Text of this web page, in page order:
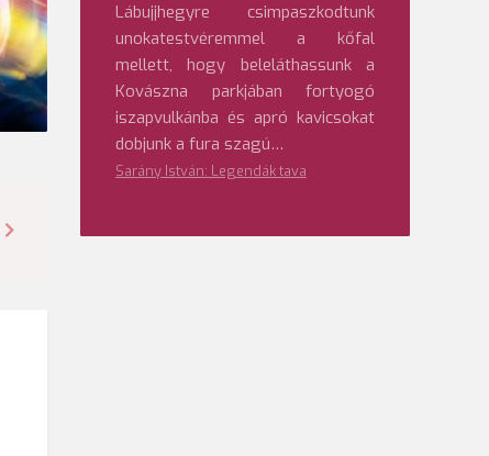
Lábujjhegyre csimpaszkodtunk
unokatestvéremmel a kőfal
mellett, hogy beleláthassunk a
Kovászna parkjában fortyogó
iszapvulkánba és apró kavicsokat
dobjunk a fura szagú…
Sarány István: Legendák tava